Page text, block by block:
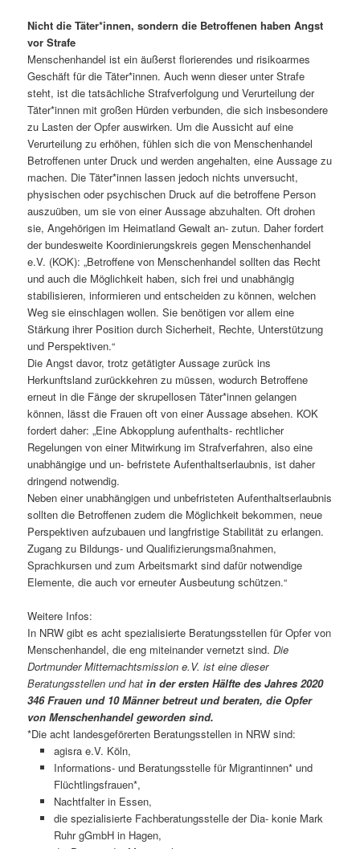
Nicht die Täter*innen, sondern die Betroffenen haben Angst
vor Strafe
Menschenhandel ist ein äußerst florierendes und risikoarmes
Geschäft für die Täter*innen. Auch wenn dieser unter Strafe
steht, ist die tatsächliche Strafverfolgung und Verurteilung der
Täter*innen mit großen Hürden verbunden, die sich insbesondere
zu Lasten der Opfer auswirken. Um die Aussicht auf eine
Verurteilung zu erhöhen, fühlen sich die von Menschenhandel
Betroffenen unter Druck und werden angehalten, eine Aussage zu
machen. Die Täter*innen lassen jedoch nichts unversucht,
physischen oder psychischen Druck auf die betroffene Person
auszuüben, um sie von einer Aussage abzuhalten. Oft drohen
sie, Angehörigen im Heimatland Gewalt an- zutun. Daher fordert
der bundesweite Koordinierungskreis gegen Menschenhandel
e.V. (KOK): „Betroffene von Menschenhandel sollten das Recht
und auch die Möglichkeit haben, sich frei und unabhängig
stabilisieren, informieren und entscheiden zu können, welchen
Weg sie einschlagen wollen. Sie benötigen vor allem eine
Stärkung ihrer Position durch Sicherheit, Rechte, Unterstützung
und Perspektiven.“
Die Angst davor, trotz getätigter Aussage zurück ins
Herkunftsland zurückkehren zu müssen, wodurch Betroffene
erneut in die Fänge der skrupellosen Täter*innen gelangen
können, lässt die Frauen oft von einer Aussage absehen. KOK
fordert daher: „Eine Abkopplung aufenthalts- rechtlicher
Regelungen von einer Mitwirkung im Strafverfahren, also eine
unabhängige und un- befristete Aufenthaltserlaubnis, ist daher
dringend notwendig.
Neben einer unabhängigen und unbefristeten Aufenthaltserlaubnis
sollten die Betroffenen zudem die Möglichkeit bekommen, neue
Perspektiven aufzubauen und langfristige Stabilität zu erlangen.
Zugang zu Bildungs- und Qualifizierungsmaßnahmen,
Sprachkursen und zum Arbeitsmarkt sind dafür notwendige
Elemente, die auch vor erneuter Ausbeutung schützen.“
Weitere Infos:
In NRW gibt es acht spezialisierte Beratungsstellen für Opfer von
Menschenhandel, die eng miteinander vernetzt sind.Die
Dortmunder Mitternachtsmission e.V. ist eine dieser
Beratungsstellen und hatin der ersten Hälfte des Jahres 2020
346 Frauen und 10 Männer betreut und beraten, die Opfer
von Menschenhandel geworden sind.
*Die acht landesgeförerten Beratungsstellen in NRW sind:
agisra e.V. Köln,
Informations- und Beratungsstelle für Migrantinnen* und
Flüchtlingsfrauen*,
Nachtfalter in Essen,
die spezialisierte Fachberatungsstelle der Dia- konie Mark
Ruhr gGmbH in Hagen,